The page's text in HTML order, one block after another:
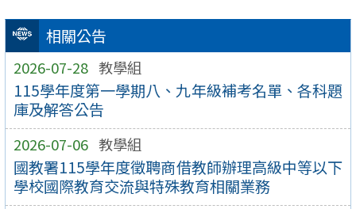
相關公告
2026-07-28 教學組
115學年度第一學期八、九年級補考名單、各科題
庫及解答公告
2026-07-06 教學組
國教署115學年度徵聘商借教師辦理高級中等以下
學校國際教育交流與特殊教育相關業務